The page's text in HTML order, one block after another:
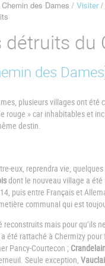
des Dames
Visiter
détruits du
des
plusieurs villages ont
rouge » car inhabitables et
destin.
eux, reprendra vie,
dont le nouveau village a
puis entre Français et
communal qui est
reconstruits mais pour
a été rattaché à Chermizy
Pancy-Courtecon ;
Seule exception,